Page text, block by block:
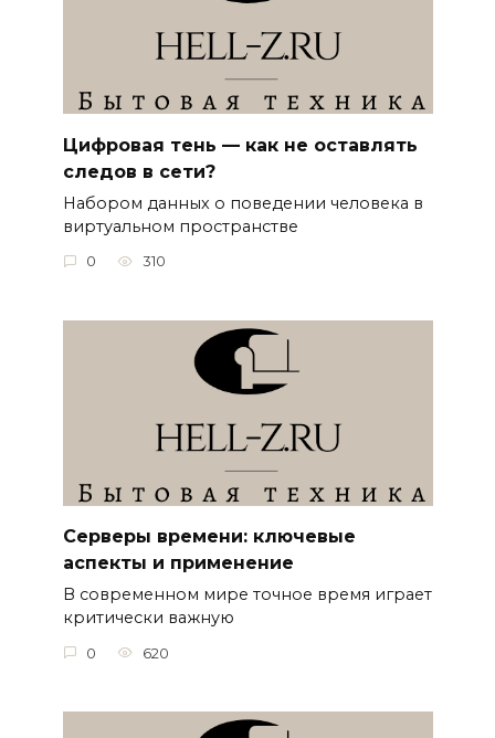
Цифровая тень — как не оставлять
следов в сети?
Набором данных о поведении человека в
виртуальном пространстве
0 310
Серверы времени: ключевые
аспекты и применение
В современном мире точное время играет
критически важную
0 620